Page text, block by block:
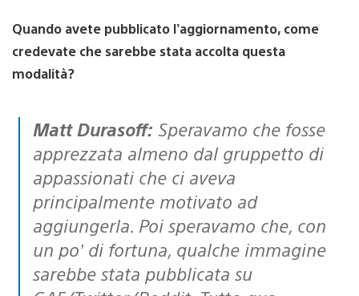
Quando avete pubblicato l’aggiornamento, come
credevate che sarebbe stata accolta questa
modalità?
Matt Durasoff: Speravamo che fosse
apprezzata almeno dal gruppetto di
appassionati che ci aveva
principalmente motivato ad
aggiungerla. Poi speravamo che, con
un po’ di fortuna, qualche immagine
sarebbe stata pubblicata su